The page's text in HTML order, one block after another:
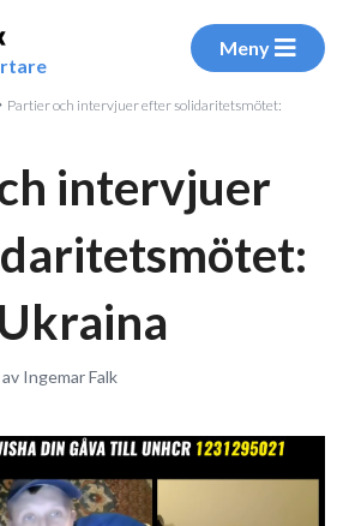
Meny
Partier och intervjuer efter solidaritetsmötet:
intervjuer
Ingemar Falk